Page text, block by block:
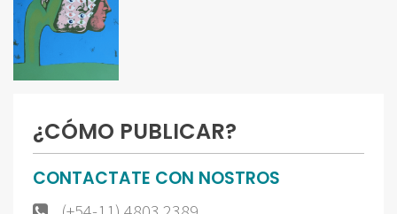
¿CÓMO PUBLICAR?
CONTACTATE CON NOSTROS